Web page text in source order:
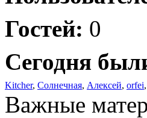
Гостей: 0
Сегодня
Kitcher, Солнечная, Алексей, orfei,
Важные